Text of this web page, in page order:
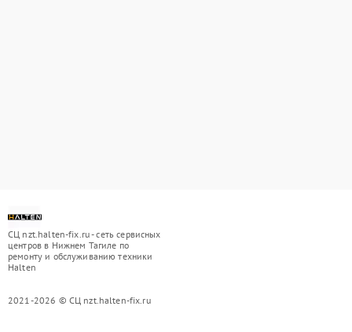
СЦ nzt.halten-fix.ru - сеть сервисных
центров в Нижнем Тагиле по
ремонту и обслуживанию техники
Halten
2021-2026 © СЦ nzt.halten-fix.ru